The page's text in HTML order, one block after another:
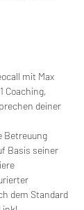
mit Max
Coaching,
deiner
Betreuung
Basis seiner
dem Standard